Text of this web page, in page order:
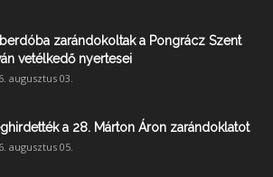
zarándokoltak a Pongrácz Szent
vetélkedő nyertesei
augusztus 03.
a 28. Márton Áron zarándoklatot
augusztus 05.